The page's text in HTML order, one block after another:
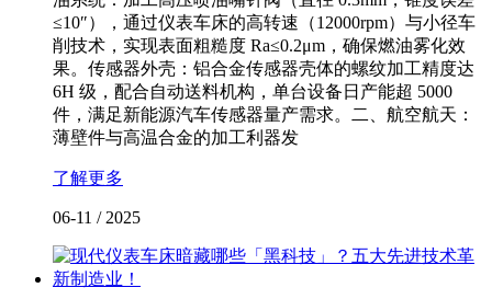
≤10″），通过仪表车床的高转速（12000rpm）与小径车
削技术，实现表面粗糙度 Ra≤0.2μm，确保燃油雾化效
果。传感器外壳：铝合金传感器壳体的螺纹加工精度达
6H 级，配合自动送料机构，单台设备日产能超 5000
件，满足新能源汽车传感器量产需求。二、航空航天：
薄壁件与高温合金的加工利器发
了解更多
06-11 / 2025